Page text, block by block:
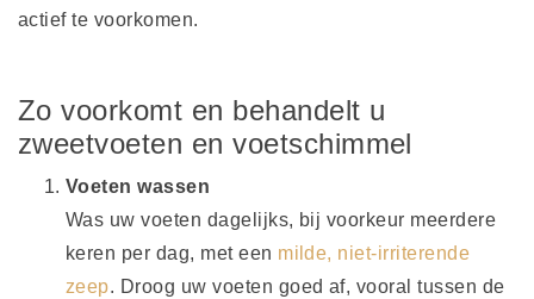
actief te voorkomen.
Zo voorkomt en behandelt u
zweetvoeten en voetschimmel
Voeten wassen
Was uw voeten dagelijks, bij voorkeur meerdere
keren per dag, met een milde, niet-irriterende
zeep. Droog uw voeten goed af, vooral tussen de